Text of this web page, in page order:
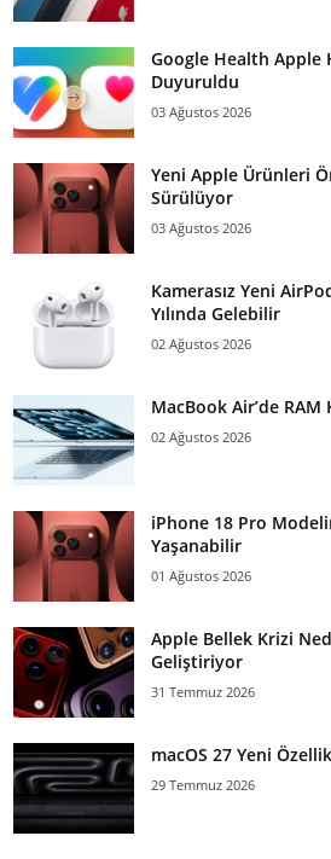
Google Health Apple
Duyuruldu
03 Ağustos 2026
Yeni Apple Ürünleri
Sürülüyor
03 Ağustos 2026
Kamerasız Yeni
Yılında Gelebilir
02 Ağustos 2026
MacBook Air’de RAM
02 Ağustos 2026
iPhone 18 Pro
Yaşanabilir
01 Ağustos 2026
Apple Bellek Krizi
Geliştiriyor
31 Temmuz 2026
macOS 27 Yeni
29 Temmuz 2026